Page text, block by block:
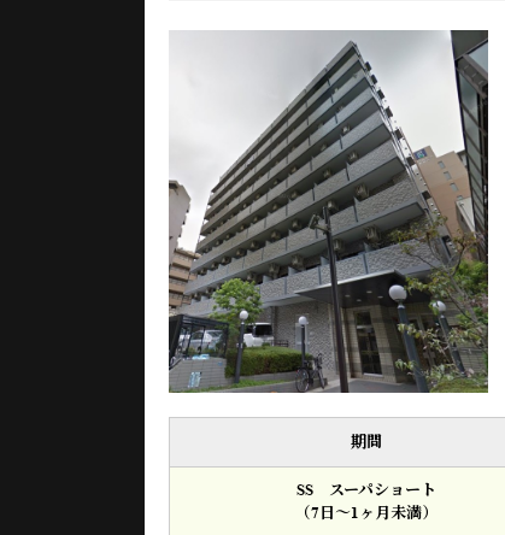
期間
SS スーパショート
（7日～1ヶ月未満）